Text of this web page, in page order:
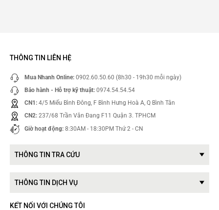
THÔNG TIN LIÊN HỆ
Mua Nhanh Online: 0902.60.50.60 (8h30 - 19h30 mỗi ngày)
Bảo hành - Hỗ trợ kỹ thuật: 0974.54.54.54
CN1: 4/5 Miếu Bình Đông, F Bình Hưng Hoà A, Q Bình Tân
CN2: 237/68 Trần Văn Đang F11 Quận 3. TPHCM
Giờ hoạt động: 8:30AM - 18:30PM Thứ 2 - CN
THÔNG TIN TRA CỨU
THÔNG TIN DỊCH VỤ
KẾT NỐI VỚI CHÚNG TÔI